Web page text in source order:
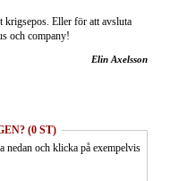
krigsepos. Eller för att avsluta
och company!
Elin Axelsson
(0 ST)
nedan och klicka på exempelvis